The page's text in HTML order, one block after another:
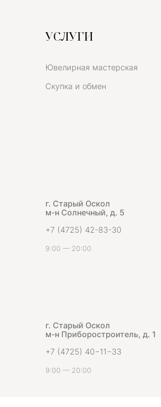
УСЛУГИ
Ювелирная мастерская
Скупка и обмен
г. Старый Оскол
м-н Солнечный, д. 5
+7 (4725) 42-83-30
9:00 — 20:00
г. Старый Оскол
м-н Приборостроитель, д. 1
+7 (4725) 40−11−33
9:00 — 20:00